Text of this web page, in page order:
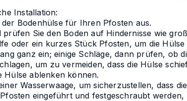
Installation:
Bodenhülse für Ihren Pfosten aus.
Sie den Boden auf Hindernisse wie
oder ein kurzes Stück Pfosten, um die
ganz ein; einige Schläge, dann prüfen, ob
um zu vermeiden, dass die Hülse
Hülse ablenken können.
Wasserwaage, um sicherzustellen, dass
eingeführt und festgeschraubt